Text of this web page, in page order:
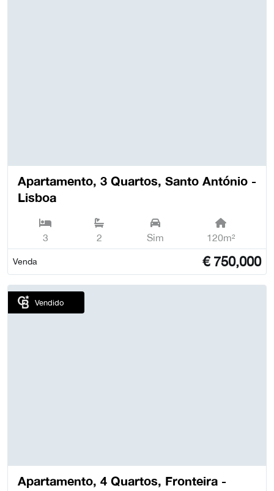
Apartamento, 3 Quartos, Santo António -
Lisboa
3 2 Sim 120m²
Venda €750,000
Vendido
Apartamento, 4 Quartos, Fronteira -